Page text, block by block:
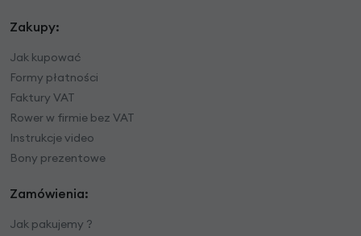
Zakupy:
Jak kupować
Formy płatności
Faktury VAT
Rower w firmie bez VAT
Instrukcje video
Bony prezentowe
Zamówienia:
Jak pakujemy ?